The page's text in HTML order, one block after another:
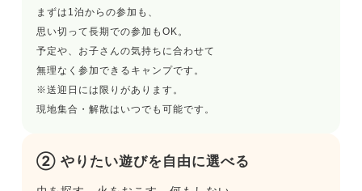
まずは1泊からの参加も、
思い切って長期での参加もOK。
予定や、お子さんの気持ちに合わせて
無理なく参加できるキャンプです。
※送迎日には限りがあります。
現地集合・解散はいつでも可能です。
② やりたい遊びを自由に選べる